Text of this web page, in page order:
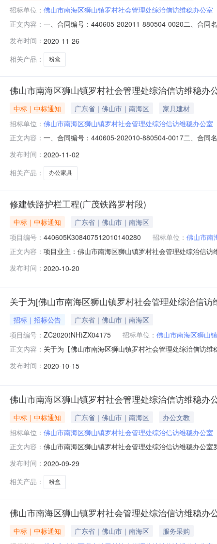
招标单位： 佛山市南海区狮山镇罗村社会管理处综治信访维稳办公室
正文内容： 一、合同编号：440605-202011-880504-0020二、合同
式：0757-82328209六、合同主要信息主要标的名称：
发布时间： 2020-11-26
相关产品：
粉盒
佛山市南海区狮山镇罗村社会管理处综治信访维稳办
中标｜中标通知 广东省｜佛山市｜南海区
家具建材
招标单位： 佛山市南海区狮山镇罗村社会管理处综治信访维稳办公室
正文内容： 一、合同编号：440605-202010-880504-0017二、合同
号之二联系方式：18942434946六、合同主要信息主要
发布时间： 2020-11-02
相关产品：
办公家具
修建铁路护栏工程(广茂铁路罗村段)
中标｜中标通知
广东省｜佛山市｜南海区
项目编号： 440605K308407512010140280 招标单位： 佛山市南
正文内容： 项目业主：佛山市南海区狮山镇罗村社会管理处综治信
【2007】670号】的相关规定为准。选取中介服务机构
发布时间： 2020-10-20
关于为[佛山市南海区狮山镇罗村社会管理处综治信
招标｜招标公告
广东省｜佛山市｜南海区
项目编号： ZC2020(NH)ZX04175 招标单位： 佛山市南海区狮山
正文内容： 关于为【佛山市南海区狮山镇罗村社会管理处综治信访
服务机构，现将相关事项通告如下：项目业主：佛山市
发布时间： 2020-10-15
佛山市南海区狮山镇罗村社会管理处综治信访维稳办
中标｜中标通知 广东省｜佛山市｜南海区
办公文教
招标单位： 佛山市南海区狮山镇罗村社会管理处综治信访维稳办公室
正文内容： 佛山市南海区狮山镇罗村社会管理处综治信访维稳办公
山市禅城区联博惠达办公设备商行地址：广东省佛山市
价：29
发布时间： 2020-09-29
相关产品：
粉盒
佛山市南海区狮山镇罗村社会管理处综治信访维稳办
中标｜中标通知 广东省｜佛山市｜南海区
服务采购